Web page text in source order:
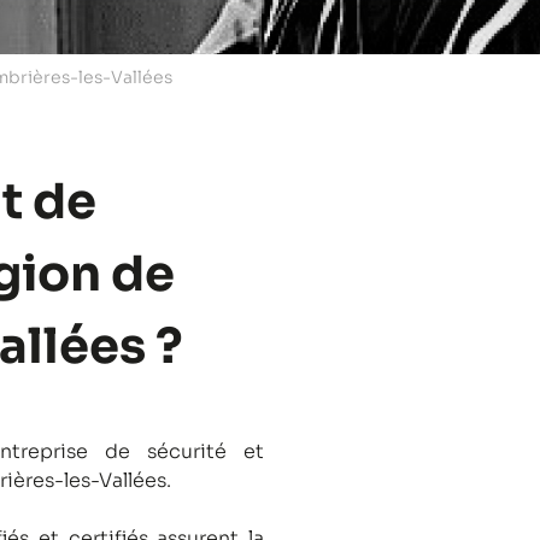
les-Vallées
de
de
?
de sécurité et
les-Vallées.